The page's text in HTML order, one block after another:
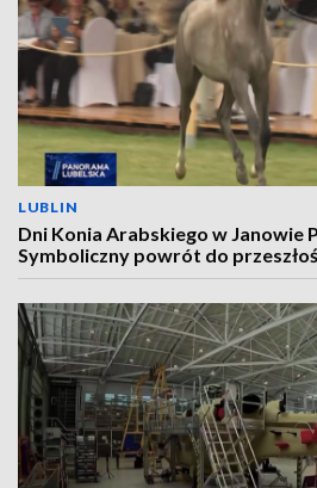
LUBLIN
Dni Konia Arabskiego w Janowie
Symboliczny powrót do